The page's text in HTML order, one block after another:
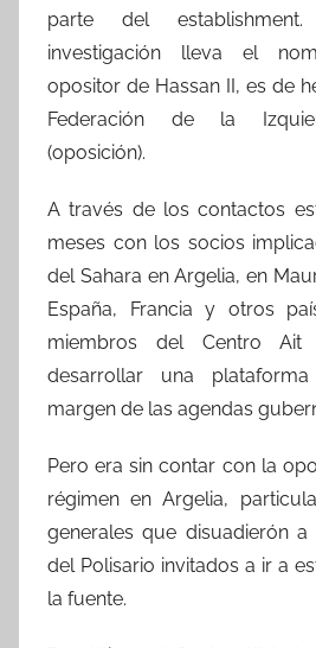
parte del
investigación lleva el
opositor de Hassan II, es de
Federación de la
(oposición).
A través de los contactos
meses con los socios
del Sahara en Argelia, en
España, Francia y otros
miembros del Centro Ait
desarrollar una
margen de las agendas
Pero era sin contar con la
régimen en Argelia,
generales que disuadierón a
del Polisario invitados a ir a
la fuente.